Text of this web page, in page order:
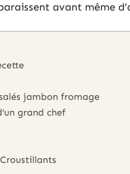
avant même
jambon fromage
grand chef